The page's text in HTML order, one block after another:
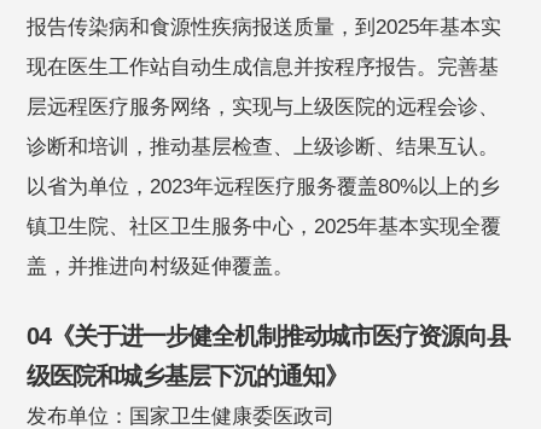
报告传染病和食源性疾病报送质量，到2025年基本实
现在医生工作站自动生成信息并按程序报告。完善基
层远程医疗服务网络，实现与上级医院的远程会诊、
诊断和培训，推动基层检查、上级诊断、结果互认。
以省为单位，2023年远程医疗服务覆盖80%以上的乡
镇卫生院、社区卫生服务中心，2025年基本实现全覆
盖，并推进向村级延伸覆盖。
04《关于进一步健全机制推动城市医疗资源向县
级医院和城乡基层下沉的通知》
发布单位：国家卫生健康委医政司